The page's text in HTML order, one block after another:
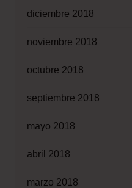
diciembre 2018
noviembre 2018
octubre 2018
septiembre 2018
mayo 2018
abril 2018
marzo 2018